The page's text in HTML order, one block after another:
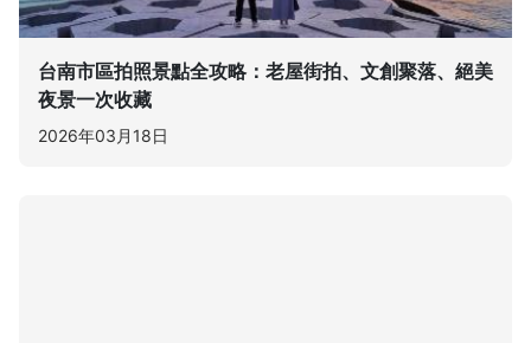
台南市區拍照景點全攻略：老屋街拍、文創聚落、絕美
夜景一次收藏
2026年03月18日